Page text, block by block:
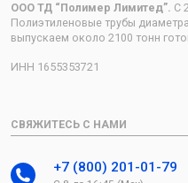
ООО ТД “Полимер Лимитед”. С
Полиэтиленовые трубы
выпускаем около 2100 тонн
ИНН 1655353721
СВЯЖИТЕСЬ С НАМИ
+7 (800) 201-01-79